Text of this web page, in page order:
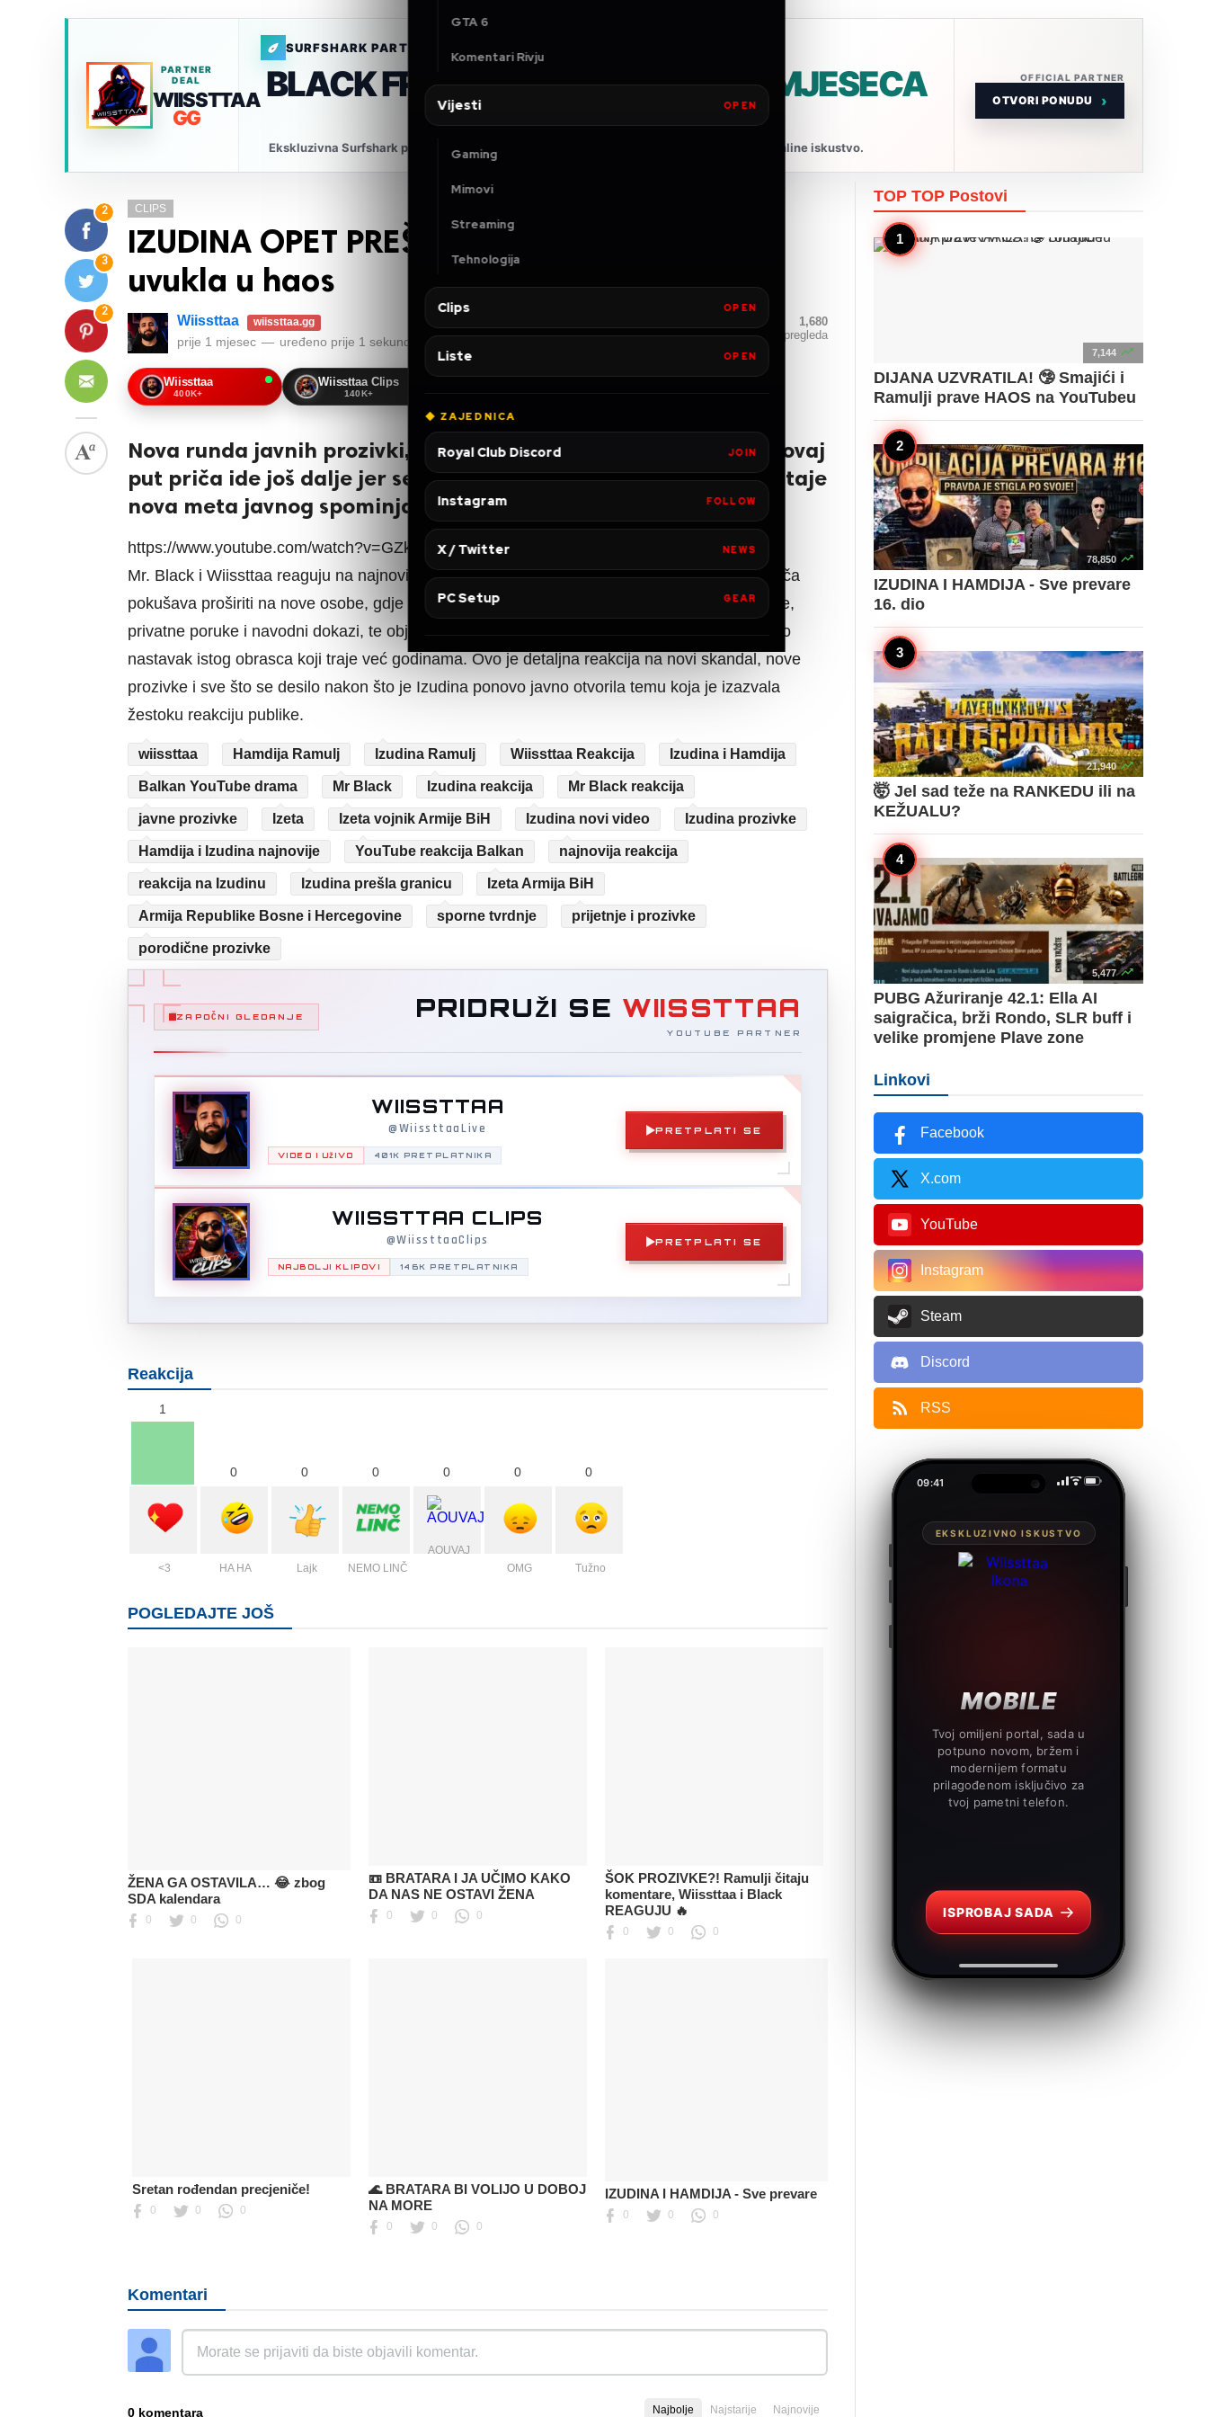
GTA 6
Komentari Rivju
Vijesti OPEN
Gaming
Mimovi
Streaming
Tehnologija
Clips OPEN
Liste OPEN
◆ ZAJEDNICA
Royal Club Discord JOIN
Instagram FOLLOW
X / Twitter NEWS
PC Setup GEAR
PARTNER
DEAL
WIISSTTAA
GG
SURFSHARK PARTNERSHIP
BLACK FRIDAY VPN PONUDA+ 4 MJESECA
GRATIS
Ekskluzivna Surfshark ponuda za Wiissttaa zajednicu — privatnije, sigurnije i stabilnije online iskustvo.
OFFICIAL PARTNER
OTVORI PONUDU ›
2
3
2
CLIPS
IZUDINA OPET PREŠLA GRANICU? ⚜️ Izetu
uvukla u haos
Wiissttaa wiissttaa.gg
prije 1 mjesec — uređeno prije 1 sekund
1,680
pregleda
Wiissttaa
400K+
Wiissttaa Clips
140K+
Royal Club
Nova runda javnih prozivki, optužbi, poruka i ličnih napada, ali ovaj
put priča ide još dalje jer se u cijeli slučaj uvlači i Izeta, koja postaje
nova meta javnog spominjanja i kontroverze.
https://www.youtube.com/watch?v=GZkmxcSKB2c
Mr. Black i Wiissttaa reaguju na najnoviji sadržaj, analiziraju šta je tačno rečeno, kako se priča
pokušava proširiti na nove osobe, gdje se pojavljuju sporne tvrdnje, prijetnje, porodične teme,
privatne poruke i navodni dokazi, te objašnjavaju zašto ovaj video nije izolovan incident nego
nastavak istog obrasca koji traje već godinama. Ovo je detaljna reakcija na novi skandal, nove
prozivke i sve što se desilo nakon što je Izudina ponovo javno otvorila temu koja je izazvala
žestoku reakciju publike.
wiissttaa Hamdija Ramulj Izudina Ramulj Wiissttaa Reakcija Izudina i Hamdija
Balkan YouTube drama Mr Black Izudina reakcija Mr Black reakcija
javne prozivke Izeta Izeta vojnik Armije BiH Izudina novi video Izudina prozivke
Hamdija i Izudina najnovije YouTube reakcija Balkan najnovija reakcija
reakcija na Izudinu Izudina prešla granicu Izeta Armija BiH
Armija Republike Bosne i Hercegovine sporne tvrdnje prijetnje i prozivke
porodične prozivke
ZAPOČNI GLEDANJE PRIDRUŽI SE WIISSTTAA
YOUTUBE PARTNER
WIISSTTAA
@WiissttaaLive
VIDEO I UŽIVO 401K PRETPLATNIKA
PRETPLATI SE
WIISSTTAA CLIPS
@WiissttaaClips
NAJBOLJI KLIPOVI 146K PRETPLATNIKA
PRETPLATI SE
Reakcija
1
<3
0
HA HA
0
Lajk
0
NEMO LINČ
0
AOUVAJ
0
OMG
0
Tužno
POGLEDAJTE JOŠ
ŽENA GA OSTAVILA… 😂 zbog
SDA kalendara
0 0 0
📼 BRATARA I JA UČIMO KAKO
DA NAS NE OSTAVI ŽENA
0 0 0
ŠOK PROZIVKE?! Ramulji čitaju
komentare, Wiissttaa i Black
REAGUJU 🔥
0 0 0
Sretan rođendan precjeniče!
0 0 0
🌊 BRATARA BI VOLIJO U DOBOJ
NA MORE
0 0 0
IZUDINA I HAMDIJA - Sve prevare
0 0 0
Komentari
0 komentara Najbolje Najstarije Najnovije
TOP TOP Postovi
7,144 
DIJANA UZVRATILA! 🤥 Smajići i
Ramulji prave HAOS na YouTubeu
78,850 
IZUDINA I HAMDIJA - Sve prevare
16. dio
21,940 
🤯 Jel sad teže na RANKEDU ili na
KEŽUALU?
5,477 
PUBG Ažuriranje 42.1: Ella AI
saigračica, brži Rondo, SLR buff i
velike promjene Plave zone
Linkovi
Facebook
X.com
YouTube
Instagram
Steam
Discord
RSS
09:41
EKSKLUZIVNO ISKUSTVO
MOBILE
Tvoj omiljeni portal, sada u
potpuno novom, bržem i
modernijem formatu
prilagođenom isključivo za
tvoj pametni telefon.
ISPROBAJ SADA